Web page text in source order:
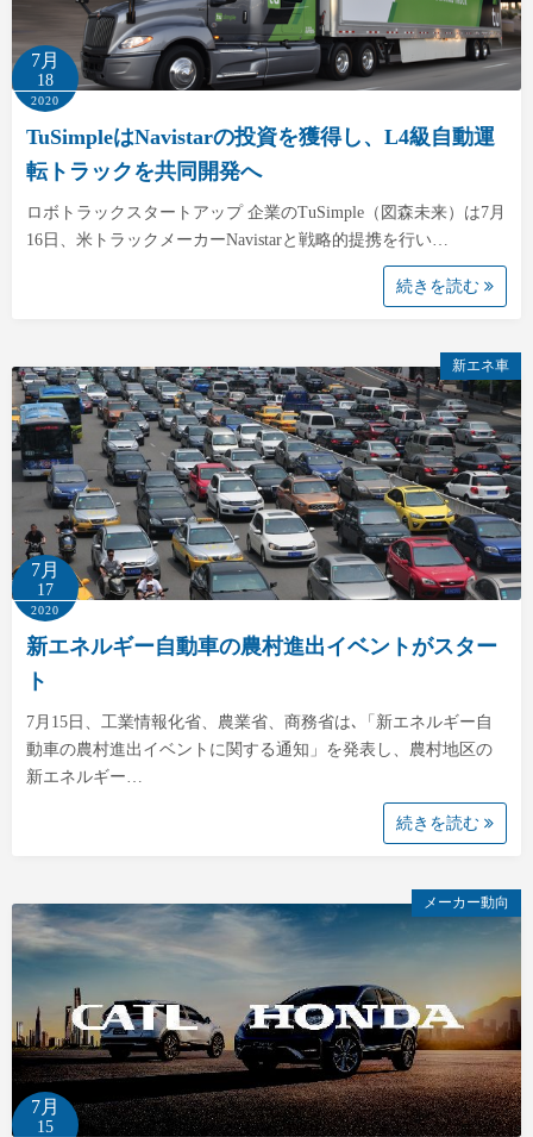
7月
18
2020
TuSimpleはNavistarの投資を獲得し、L4級自動運
転トラックを共同開発へ
ロボトラックスタートアップ 企業のTuSimple（図森未来）は7月
16日、米トラックメーカーNavistarと戦略的提携を行い…
続きを読む
新エネ車
7月
17
2020
新エネルギー自動車の農村進出イベントがスター
ト
7月15日、工業情報化省、農業省、商務省は､「新エネルギー自
動車の農村進出イベントに関する通知」を発表し、農村地区の
新エネルギー…
続きを読む
メーカー動向
7月
15